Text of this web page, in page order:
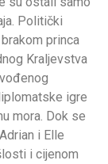
Politički
princa
Kraljevstva
igre
mora. Dok se
i Elle
i cijenom